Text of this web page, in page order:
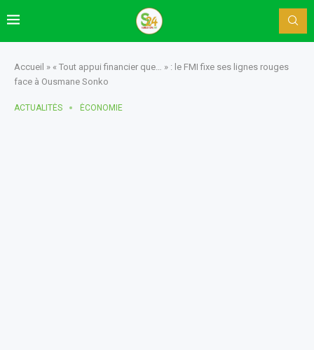
Accueil » « Tout appui financier que… » : le FMI fixe ses lignes rouges
face à Ousmane Sonko
ACTUALITÈS ÈCONOMIE